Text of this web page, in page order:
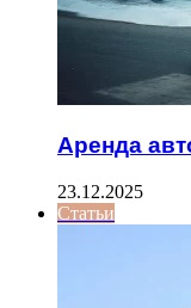
Аренда
23.12.2025
Статьи